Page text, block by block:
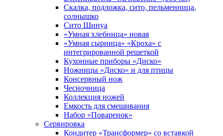
Скалка, подложка, сито, пельменница,
солнышко
Сито Шинуа
«Умная хлебница» новая
«Умная сырница» «Кроха» с
интегрированной решеткой
Кухонные приборы «Диско»
Ножницы «Диско» и для птицы
Консервный нож
Чесночница
Коллекция ножей
Емкость для смешивания
Набор «Поваренок»
Сервировка
Кондитер «Трансформер» со вставкой